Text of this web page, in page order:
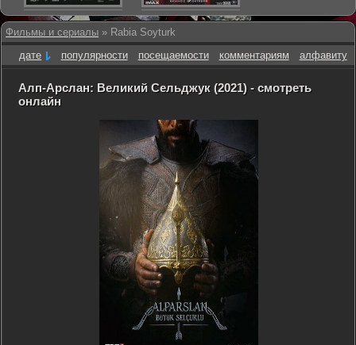
Фильмы и сериалы » Rabia Soyturk
дате
популярности посещаемости комментариям алфавиту
Алп-Арслан: Великий Сельджук (2021) - смотреть
онлайн